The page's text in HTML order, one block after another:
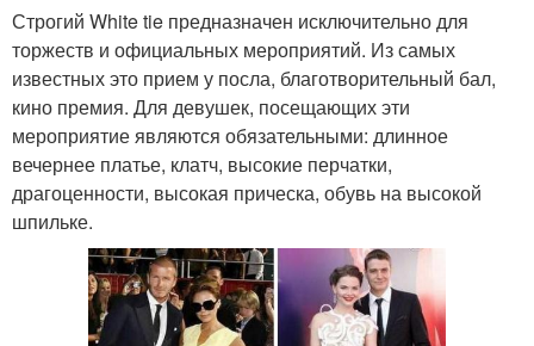
Строгий White tie предназначен исключительно для
торжеств и официальных мероприятий. Из самых
известных это прием у посла, благотворительный бал,
кино премия. Для девушек, посещающих эти
мероприятие являются обязательными: длинное
вечернее платье, клатч, высокие перчатки,
драгоценности, высокая прическа, обувь на высокой
шпильке.